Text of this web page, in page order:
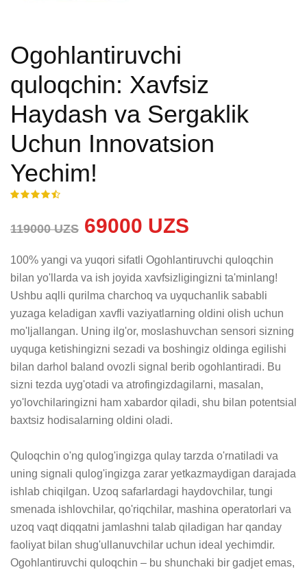
Ogohlantiruvchi
quloqchin: Xavfsiz
Haydash va Sergaklik
Uchun Innovatsion
Yechim!
119000 UZS 69000 UZS
100% yangi va yuqori sifatli Ogohlantiruvchi quloqchin
bilan yo'llarda va ish joyida xavfsizligingizni ta'minlang!
Ushbu aqlli qurilma charchoq va uyquchanlik sababli
yuzaga keladigan xavfli vaziyatlarning oldini olish uchun
mo'ljallangan. Uning ilg'or, moslashuvchan sensori sizning
uyquga ketishingizni sezadi va boshingiz oldinga egilishi
bilan darhol baland ovozli signal berib ogohlantiradi. Bu
sizni tezda uyg'otadi va atrofingizdagilarni, masalan,
yo'lovchilaringizni ham xabardor qiladi, shu bilan potentsial
baxtsiz hodisalarning oldini oladi.
Quloqchin o'ng qulog'ingizga qulay tarzda o'rnatiladi va
uning signali qulog'ingizga zarar yetkazmaydigan darajada
ishlab chiqilgan. Uzoq safarlardagi haydovchilar, tungi
smenada ishlovchilar, qo'riqchilar, mashina operatorlari va
uzoq vaqt diqqatni jamlashni talab qiladigan har qanday
faoliyat bilan shug'ullanuvchilar uchun ideal yechimdir.
Ogohlantiruvchi quloqchin – bu shunchaki bir gadjet emas,